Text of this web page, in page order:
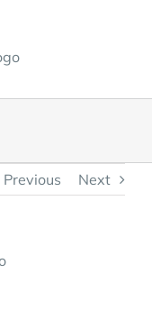
Previous Next